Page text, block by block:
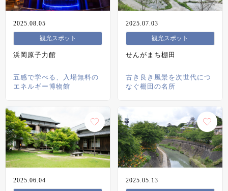
2025.08.05
観光スポット
浜岡原子力館
五感で学べる、入場無料の
エネルギー博物館
2025.07.03
観光スポット
せんがまち棚田
古き良き風景を次世代につ
なぐ棚田の名所
2025.06.04 2025.05.13